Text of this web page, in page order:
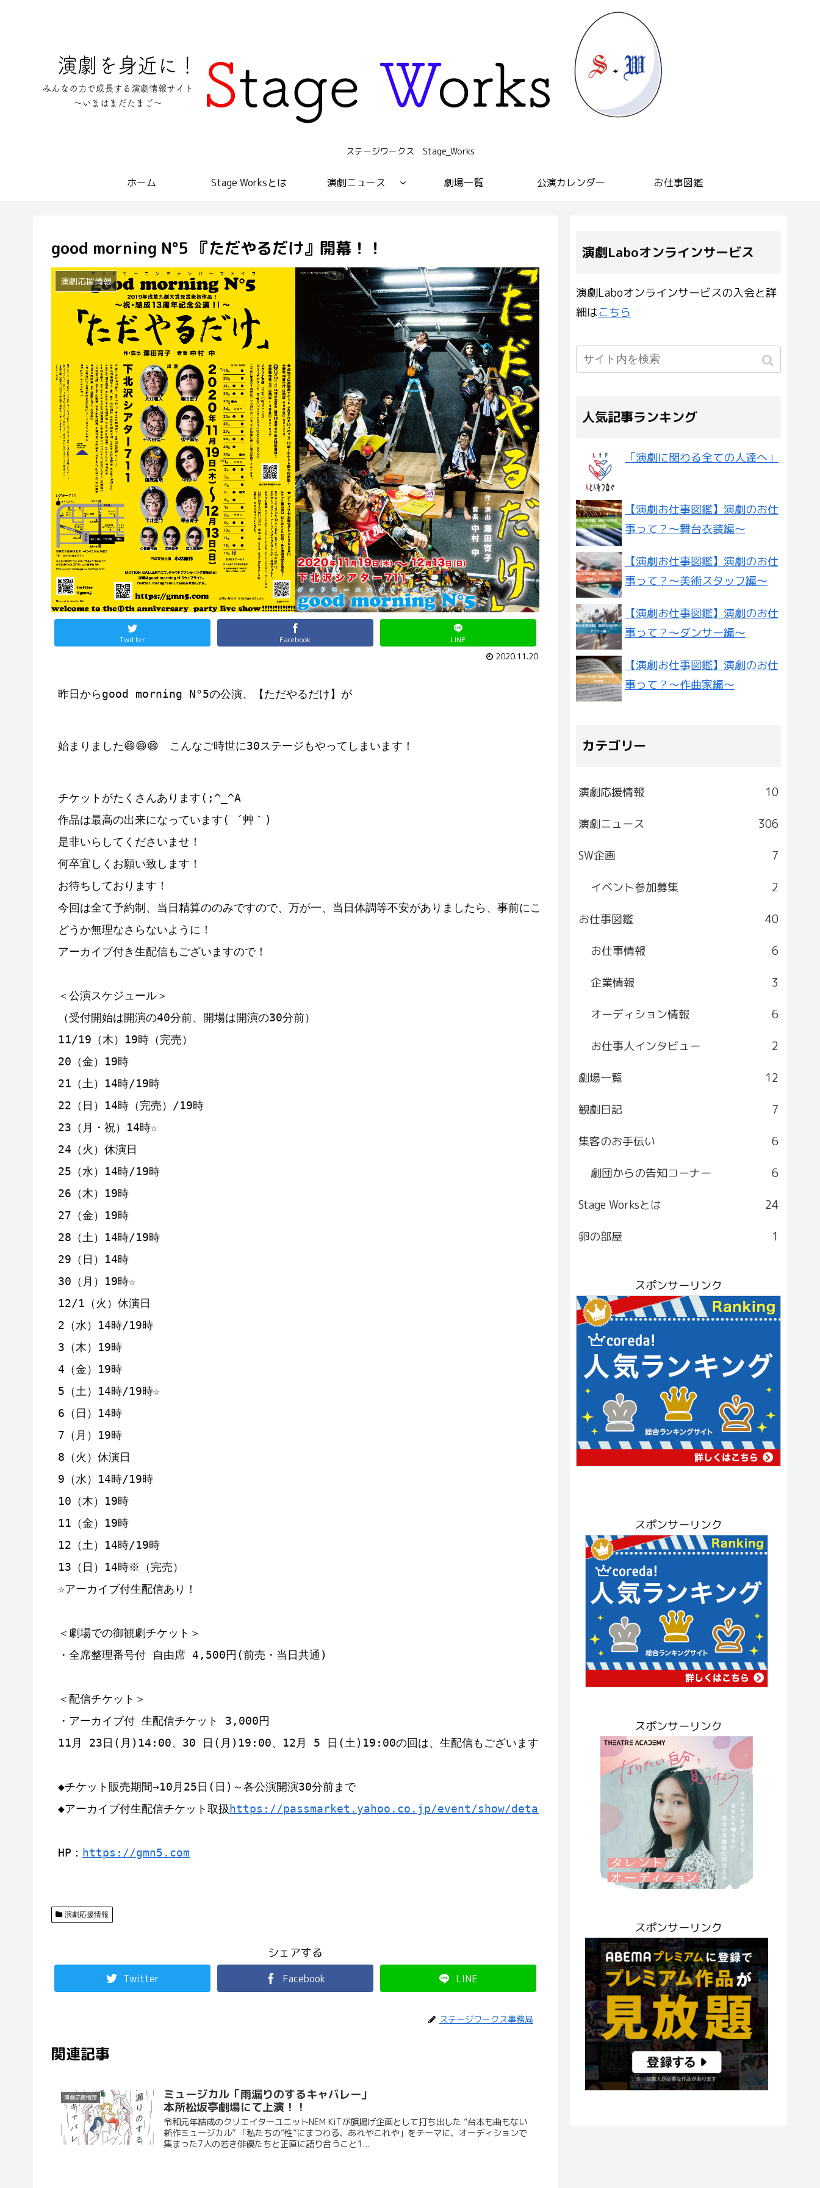
ステージワークス Stage_Works
ホーム Stage Worksとは 演劇ニュース 劇場一覧 公演カレンダー お仕事図鑑
good morning N°5 『ただやるだけ』開幕！！
演劇応援情報
Twitter Facebook LINE
2020.11.20
昨日からgood morning N°5の公演、【ただやるだけ】が
始まりました😄😄😄　こんなご時世に30ステージもやってしまいます！
チケットがたくさんあります(;^_^A
作品は最高の出来になっています( ´艸｀)
是非いらしてくださいませ！
何卒宜しくお願い致します！
お待ちしております！
今回は全て予約制、当日精算ののみですので、万が一、当日体調等不安がありましたら、事前にご連絡くださいませね！
どうか無理なさらないように！
アーカイブ付き生配信もございますので！
＜公演スケジュール＞
（受付開始は開演の40分前、開場は開演の30分前）
11/19（木）19時（完売）
20（金）19時
21（土）14時/19時
22（日）14時（完売）/19時
23（月・祝）14時☆
24（火）休演日
25（水）14時/19時
26（木）19時
27（金）19時
28（土）14時/19時
29（日）14時
30（月）19時☆
12/1（火）休演日
2（水）14時/19時
3（木）19時
4（金）19時
5（土）14時/19時☆
6（日）14時
7（月）19時
8（火）休演日
9（水）14時/19時
10（木）19時
11（金）19時
12（土）14時/19時
13（日）14時※（完売）
☆アーカイブ付生配信あり！
＜劇場での御観劇チケット＞
・全席整理番号付 自由席 4,500円(前売・当日共通)
＜配信チケット＞
・アーカイブ付 生配信チケット 3,000円
11月 23日(月)14:00、30 日(月)19:00、12月 5 日(土)19:00の回は、生配信もございます。アーカイブはそれぞれ4日間ご視聴頂けます。
◆チケット販売期間→10月25日(日)～各公演開演30分前まで
◆アーカイブ付生配信チケット取扱 https://passmarket.yahoo.co.jp/event/show/detail/0149p3118ezq2.html
HP： https://gmn5.com
演劇応援情報
シェアする
Twitter Facebook LINE
ステージワークス事務局
関連記事
演劇応援情報
ミュージカル「雨漏りのするキャバレー」
本所松坂亭劇場にて上演！！
令和元年結成のクリエイターユニットNEM KiTが旗揚げ企画として打ち出した ”台本も曲もない
新作ミュージカル” 「私たちの”性”にまつわる、あれやこれや」をテーマに、オーディションで
集まった7人の若き俳優たちと正直に語り合うこと1...
演劇Laboオンラインサービス
演劇Laboオンラインサービスの入会と詳
細はこちら
人気記事ランキング
「演劇に関わる全ての人達へ」
【演劇お仕事図鑑】演劇のお仕
事って？〜舞台衣装編〜
【演劇お仕事図鑑】演劇のお仕
事って？〜美術スタッフ編〜
【演劇お仕事図鑑】演劇のお仕
事って？〜ダンサー編〜
【演劇お仕事図鑑】演劇のお仕
事って？〜作曲家編〜
カテゴリー
演劇応援情報 10
演劇ニュース 306
SW企画 7
イベント参加募集 2
お仕事図鑑 40
お仕事情報 6
企業情報 3
オーディション情報 6
お仕事人インタビュー 2
劇場一覧 12
観劇日記 7
集客のお手伝い 6
劇団からの告知コーナー 6
Stage Worksとは 24
卵の部屋 1
スポンサーリンク
スポンサーリンク
スポンサーリンク
スポンサーリンク